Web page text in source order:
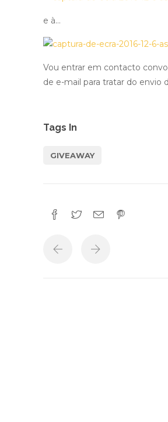
e à…
Vou entrar em contacto
de e-mail para tratar do envio
Tags In
GIVEAWAY